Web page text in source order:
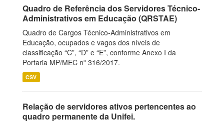
Quadro de Referência dos Servidores Técnico-
Administrativos em Educação (QRSTAE)
Quadro de Cargos Técnico-Administrativos em
Educação, ocupados e vagos dos níveis de
classificação “C”, “D” e “E”, conforme Anexo I da
Portaria MP/MEC nº 316/2017.
CSV
Relação de servidores ativos pertencentes ao
quadro permanente da Unifei.